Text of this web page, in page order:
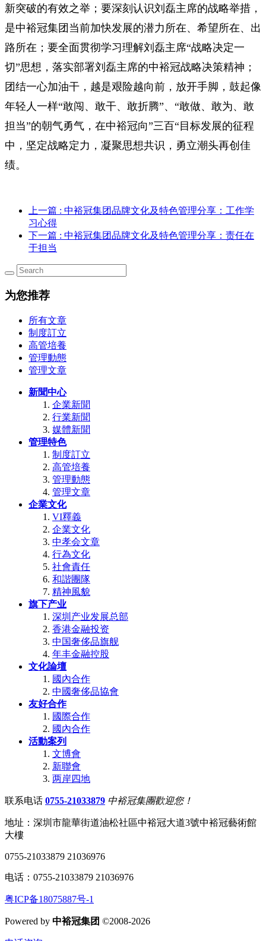
新突破的有效之举；要深刻认识刘磊主席的战略举措，
是中裕冠集团当前加快发展的潜力所在、希望所在、出
路所在；要全面贯彻学习理解刘磊主席“战略决定一
切”思想，落实部署刘磊主席的中裕冠战略决策精神；
团结一心加油干，越是艰险越向前，放开手脚，鼓起像
年轻人一样“敢闯、敢干、敢折腾”、“敢做、敢为、敢
担当”的朝气勇气，在中裕冠向”三百“目标发展的征程
中，坚定战略定力，凝聚思想共识，勇立潮头再创佳
绩。
上一篇 : 中裕冠集团品牌文化及特色管理分享：工作学
习心得
下一篇 : 中裕冠集团品牌文化及特色管理分享：责任在
于担当
为您推荐
所有文章
制度訂立
高管培養
管理動態
管理文章
新聞中心
企業新聞
行業新聞
媒體新聞
管理特色
制度訂立
高管培養
管理動態
管理文章
企業文化
VI釋義
企業文化
中孝会文章
行為文化
社會責任
和諧團隊
精神風貌
旗下产业
深圳产业发展总部
香港金融投资
中国奢侈品旗舰
年丰金融控股
文化論壇
國內合作
中國奢侈品協會
友好合作
國際合作
國內合作
活動案列
文博會
新聯會
两岸四地
联系电话 0755-21033879 中裕冠集團歡迎您！
地址：深圳市龍華街道油松社區中裕冠大道3號中裕冠藝術館
大樓
0755-21033879 21036976
电话：0755-21033879 21036976
粤ICP备18075887号-1
Powered by 中裕冠集团 ©2008-2026